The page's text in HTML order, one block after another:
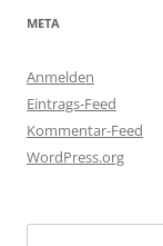
META
Anmelden
Eintrags-Feed
Kommentar-Feed
WordPress.org